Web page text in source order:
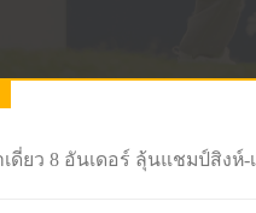
ดี่ยว 8 อันเดอร์ ลุ้นแชมป์สิงห์-